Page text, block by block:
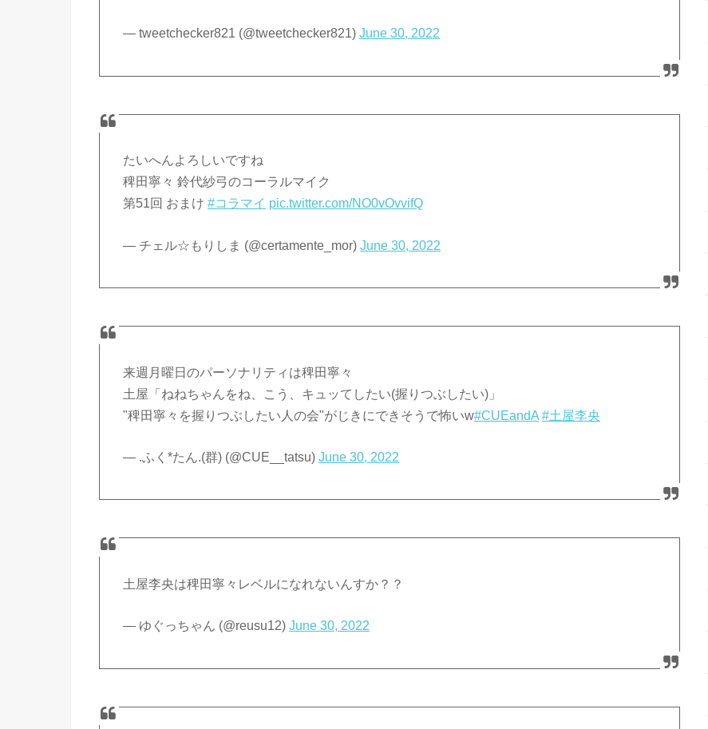
— tweetchecker821 (@tweetchecker821)June 30, 2022
たいへんよろしいですね
稗田寧々 鈴代紗弓のコーラルマイク
第51回 おまけ#コラマイ pic.twitter.com/NO0vOvvifQ
— チェル☆もりしま (@certamente_mor)June 30, 2022
来週月曜日のパーソナリティは稗田寧々
土屋「ねねちゃんをね、こう、キュッてしたい(握りつぶしたい)」
"稗田寧々を握りつぶしたい人の会"がじきにできそうで怖いw#CUEandA #土屋李央
— .ふく*たん.(群) (@CUE__tatsu)June 30, 2022
土屋李央は稗田寧々レベルになれないんすか？？
— ゆぐっちゃん (@reusu12)June 30, 2022